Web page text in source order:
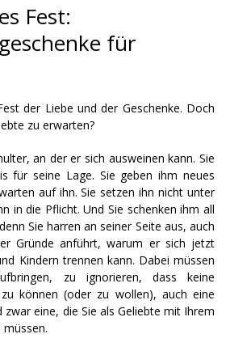
Fest:
für
der Liebe und der Geschenke. Doch
zu erwarten?
an der er sich ausweinen kann. Sie
für seine Lage. Sie geben ihm neues
auf ihn. Sie setzen ihn nicht unter
in die Pflicht. Und Sie schenken ihm all
Sie harren an seiner Seite aus, auch
Gründe anführt, warum er sich jetzt
Kindern trennen kann. Dabei müssen
zu ignorieren, dass keine
können (oder zu wollen), auch eine
zwar eine, die Sie als Geliebte mit Ihrem